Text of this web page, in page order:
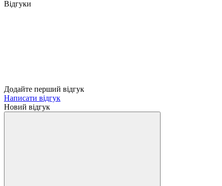
Відгуки
Додайте перший відгук
Написати відгук
Новий відгук